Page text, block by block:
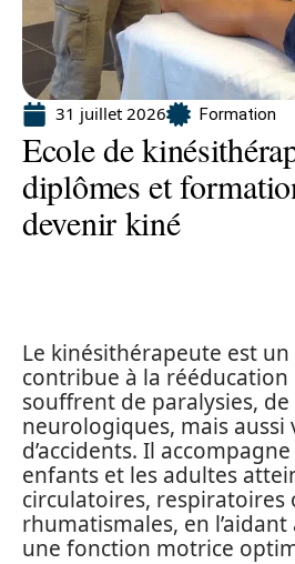
31 juillet 2026 Formation
Ecole de
diplômes et
devenir kiné
Le kinésithérapeute est
contribue à la
souffrent de paralysies,
neurologiques, mais aussi
d’accidents. Il
enfants et les adultes
circulatoires, respiratoires
rhumatismales, en
une fonction motrice